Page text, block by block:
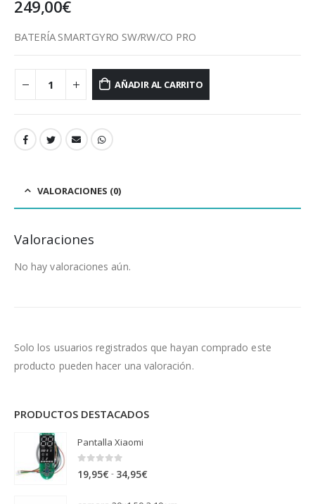
249,00€
BATERÍA SMARTGYRO SW/RW/CO PRO
AÑADIR AL CARRITO
VALORACIONES (0)
Valoraciones
No hay valoraciones aún.
Solo los usuarios registrados que hayan comprado este
producto pueden hacer una valoración.
PRODUCTOS DESTACADOS
Pantalla Xiaomi
19,95€ - 34,95€